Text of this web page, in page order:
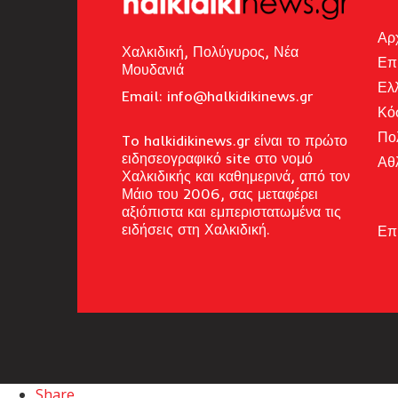
Χαλκιδική, Πολύγυρος, Νέα
Μουδανιά
Email: info@halkidikinews.gr
To halkidikinews.gr είναι το πρώτο
ειδησεογραφικό site στο νομό
Χαλκιδικής και καθημερινά, από τον
Μάιο του 2006, σας μεταφέρει
αξιόπιστα και εμπεριστατωμένα τις
ειδήσεις στη Χαλκιδική.